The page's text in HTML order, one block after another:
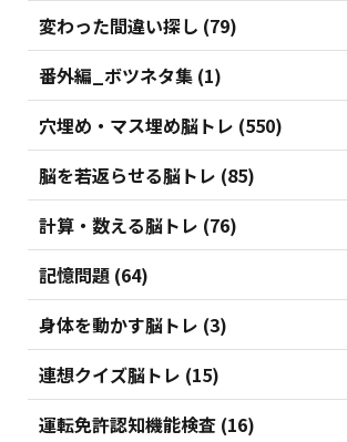
変わった間違い探し (79)
番外編_ボツネタ集 (1)
穴埋め・マス埋め脳トレ (550)
脳を若返らせる脳トレ (85)
計算・数える脳トレ (76)
記憶問題 (64)
身体を動かす脳トレ (3)
連想クイズ脳トレ (15)
運転免許認知機能検査 (16)